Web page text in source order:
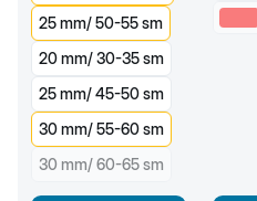
25 mm/ 50-55 sm
20 mm/ 30-35 sm
25 mm/ 45-50 sm
30 mm/ 55-60 sm
30 mm/ 60-65 sm